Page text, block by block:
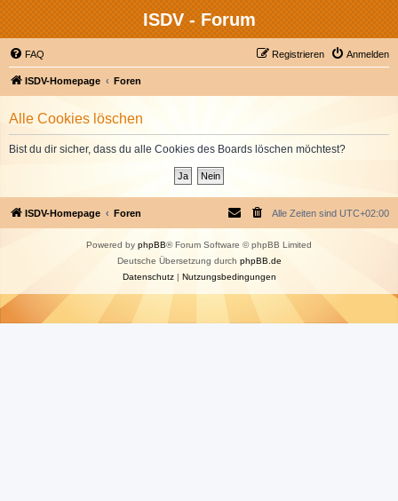
ISDV - Forum
FAQ Anmelden
Registrieren
ISDV-Homepage Foren
Alle Cookies löschen
Bist du dir sicher, dass du alle Cookies des Boards löschen möchtest?
ISDV-Homepage Foren Alle Zeiten sind UTC+02:00
Powered by phpBB® Forum Software © phpBB Limited
Deutsche Übersetzung durch phpBB.de
Datenschutz| Nutzungsbedingungen